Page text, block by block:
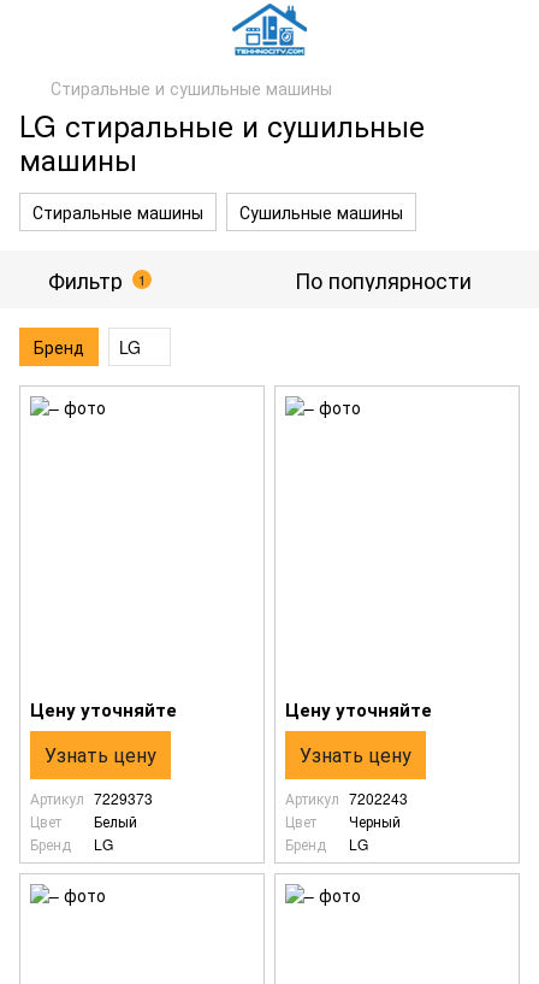
Стиральные и сушильные машины
LG стиральные и сушильные
машины
Стиральные машины Сушильные машины
Фильтр 1 По популярности
Бренд LG
Цену уточняйте
Узнать цену
Артикул 7229373
Цвет
Белый
Бренд
LG
Цену уточняйте
Узнать цену
Артикул 7202243
Цвет
Черный
Бренд
LG